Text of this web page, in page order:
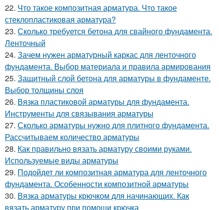
22. Что такое композитная арматура. Что такое
стеклопластиковая арматура?
23. Сколько требуется бетона для свайного фундамента.
Ленточный
24. Зачем нужен арматурный каркас для ленточного
фундамента. Выбор материала и правила армирования
25. Защитный слой бетона для арматуры в фундаменте.
Выбор толщины слоя
26. Вязка пластиковой арматуры для фундамента.
Инструменты для связывания арматуры
27. Сколько арматуры нужно для плитного фундамента.
Рассчитываем количество арматуры
28. Как правильно вязать арматуру своими руками.
Используемые виды арматуры
29. Подойдет ли композитная арматура для ленточного
фундамента. Особенности композитной арматуры
30. Вязка арматуры крючком для начинающих. Как
вязать арматуру при помощи крючка